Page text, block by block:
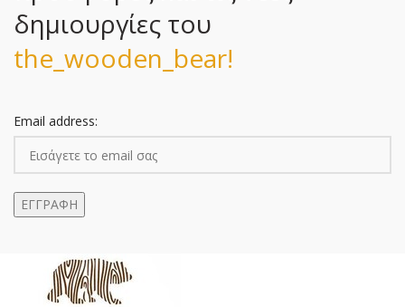
δημιουργίες του
the_wooden_bear!
Email address: